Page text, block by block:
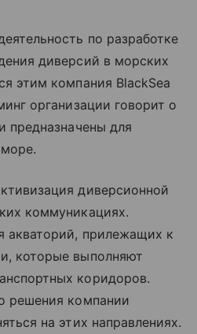
по разработке
диверсий в морских
этим компания BlackSea
организации говорит о
предназначены для
диверсионной
коммуникациях.
акваторий, прилежащих к
которые выполняют
коридоров.
решения компании
на этих направлениях.